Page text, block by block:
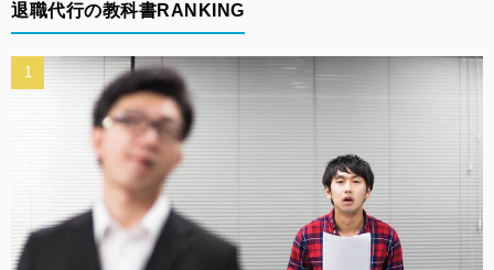
退職代行の教科書RANKING